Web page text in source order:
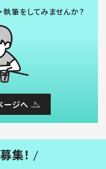
執筆をしてみませんか？
ージへ
集！